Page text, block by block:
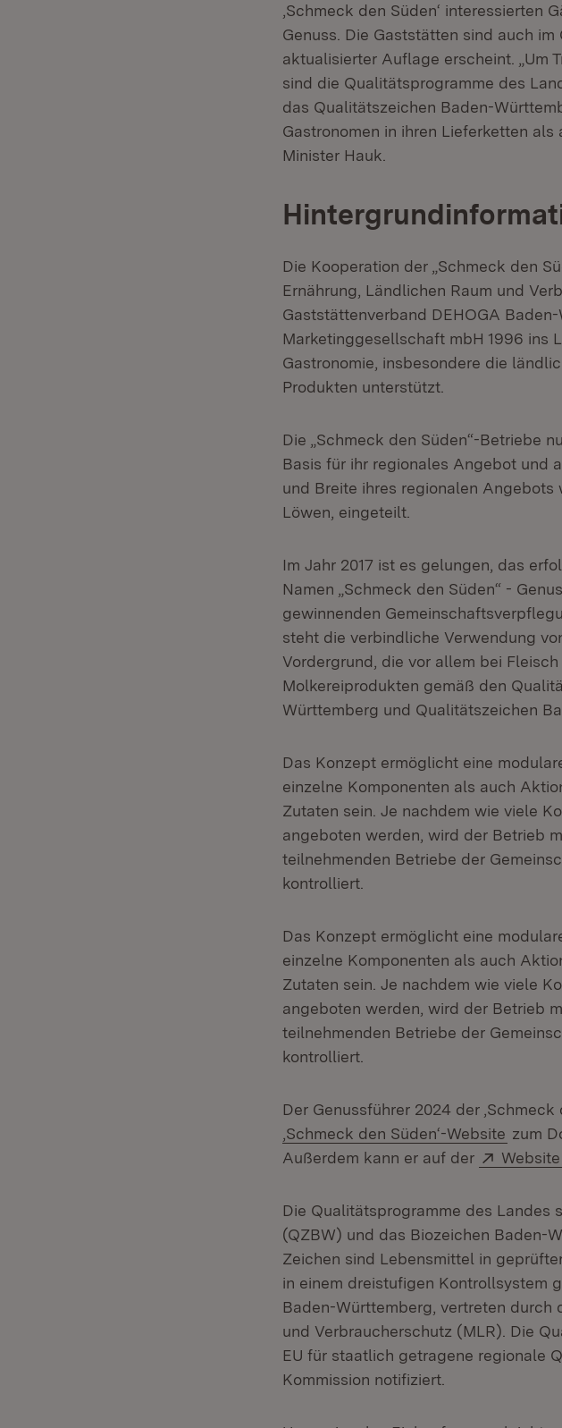
,Schmeck den Süden‘ interessierten
Genuss. Die Gaststätten sind auch
aktualisierter Auflage erscheint. „Um
sind die Qualitätsprogramme des
das Qualitätszeichen Baden-
Gastronomen in ihren Lieferketten
Minister Hauk.
Die Kooperation der „Schmeck den
Ernährung, Ländlichen Raum und
Gaststättenverband DEHOGA
Marketinggesellschaft mbH 1996 ins
Gastronomie, insbesondere die
Produkten unterstützt.
Die „Schmeck den Süden“-Betriebe
Basis für ihr regionales Angebot und
und Breite ihres regionalen
Löwen, eingeteilt.
Im Jahr 2017 ist es gelungen, das
Namen „Schmeck den Süden“ -
gewinnenden
steht die verbindliche Verwendung
Vordergrund, die vor allem bei
Molkereiprodukten gemäß den
Württemberg und Qualitätszeichen
Das Konzept ermöglicht eine
einzelne Komponenten als auch
Zutaten sein. Je nachdem wie viele
angeboten werden, wird der Betrieb
teilnehmenden Betriebe der
kontrolliert.
Das Konzept ermöglicht eine
einzelne Komponenten als auch
Zutaten sein. Je nachdem wie viele
angeboten werden, wird der Betrieb
teilnehmenden Betriebe der
kontrolliert.
Der Genussführer 2024 der
Extern:
,Schmeck den Süden‘-Website zum
Außerdem kann er auf der
Extern:
Die Qualitätsprogramme des Landes
(QZBW) und das Biozeichen Baden-
Zeichen sind Lebensmittel in
in einem dreistufigen Kontrollsystem
Baden-Württemberg, vertreten durch
und Verbraucherschutz (MLR). Die
EU für staatlich getragene regionale
Kommission notifiziert.